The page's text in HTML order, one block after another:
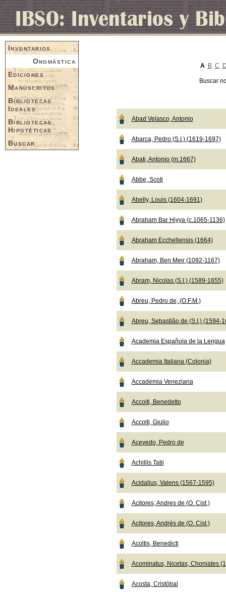
Inventarios
Onomástica
Ediciones
Manuscritos
Bibliotecas
Ideales
Bibliotecas
Hipotéticas
Buscar
A B C
Buscar
Abad Velasco, Antonio
Abarca, Pedro (S.I.) (1619-1697)
Abati, Antonio (m.1667)
Abbe, Scoti
Abelly, Louis (1604-1691)
Abraham Bar Hiyya (c.1065-1136)
Abraham Ecchellensis (1664)
Abraham, Ben Meir (1092-1167)
Abram, Nicolas (S.I.) (1589-1655)
Abreu, Pedro de, (O.F.M.)
Abreu, Sebastiâo de (S.I.) (1594-
Academia Española de la Lengua
Accademia Italiana (Colonia)
Accademia Veneziana
Accolti, Benedetto
Accolti, Giulio
Acevedo, Pedro de
Achillis Tatii
Acidalius, Valens (1567-1595)
Acitores, Andres de (O. Cist.)
Acitores, Andrés de (O. Cist.)
Acoltis, Benedicti
Acominatus, Nicetas, Choniates
Acosta, Cristóbal